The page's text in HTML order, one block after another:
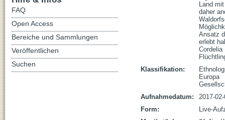
Land
daher
Ansatz
erlebt
Cordelia
Klassifikation:
Europa
Aufnahmedatum:
2017-
Form:
Live-
FAQ
Open Access
Bereiche und Sammlungen
Veröffentlichen
Suchen